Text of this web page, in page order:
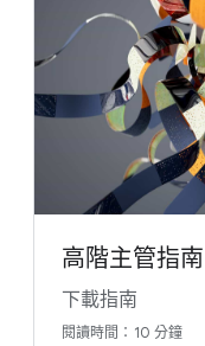
高階主管指
下載指南
閱讀時間：10 分鐘